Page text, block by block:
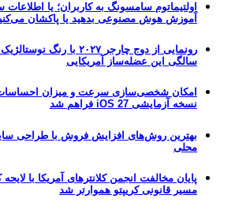
اولتیماتوم سامسونگ به کاربران؛ یا
آموزش هوش مصنوعی بدهید یا پاکشان
سالگی این عضله‌ساز آمریکایی
امکان شخصی‌سازی سرعت و میزان
نسخه آزمایشی iOS 27 فراهم شد
بهترین روش‌های افزایش فروش با طراحی
محلی
مسیر قانونی کریپتو هموارتر شد